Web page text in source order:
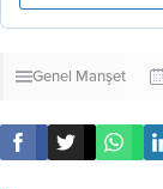
Genel Manşet